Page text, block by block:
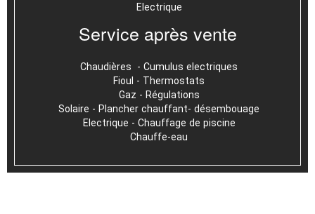
Electrique
Service après vente
Chaudières - Cumulus electriques
Fioul - Thermostats
Gaz - Régulations
Solaire - Plancher chauffant- désembouage
Electrique - Chauffage de piscine
Chauffe-eau